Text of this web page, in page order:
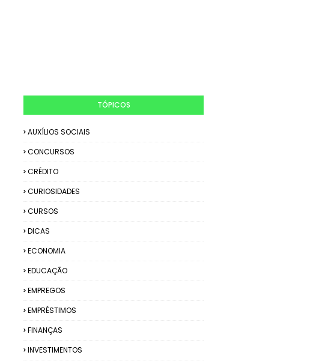
TÓPICOS
AUXÍLIOS SOCIAIS
CONCURSOS
CRÉDITO
CURIOSIDADES
CURSOS
DICAS
ECONOMIA
EDUCAÇÃO
EMPREGOS
EMPRÉSTIMOS
FINANÇAS
INVESTIMENTOS